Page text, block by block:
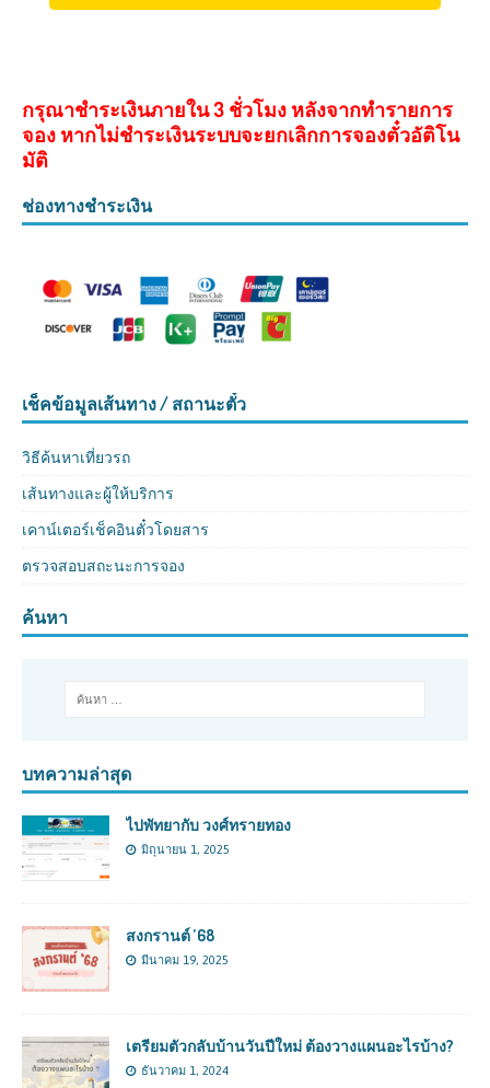
กรุณาชำระเงินภายใน 3 ชั่วโมง หลังจากทำรายการ
จอง หากไม่ชำระเงินระบบจะยกเลิกการจองตั๋วอัติโน
มัติ
ช่องทางชำระเงิน
เช็คข้อมูลเส้นทาง / สถานะตั๋ว
วิธีค้นหาเที่ยวรถ
เส้นทางและผู้ให้บริการ
เคาน์เตอร์เช็คอินตั๋วโดยสาร
ตรวจสอบสถะนะการจอง
ค้นหา
บทความล่าสุด
ไปพัทยากับ วงศ์ทรายทอง
มิถุนายน 1, 2025
สงกรานต์ ’68
มีนาคม 19, 2025
เตรียมตัวกลับบ้านวันปีใหม่ ต้องวางแผนอะไรบ้าง?
ธันวาคม 1, 2024